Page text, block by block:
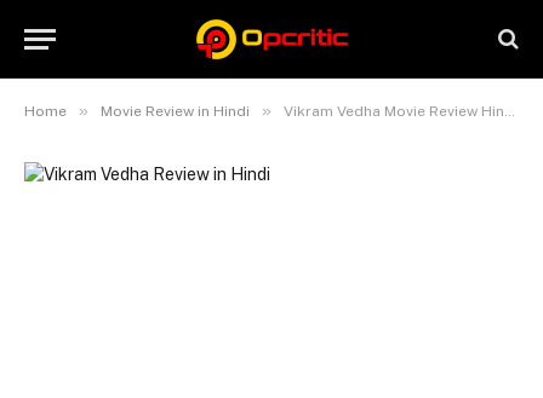
Home » Movie Review in Hindi » Vikram Vedha Movie Review Hindi – बॉलीवुड रीमेक विक्रम वेधा